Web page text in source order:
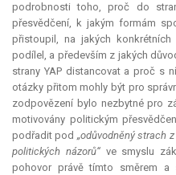
podrobnosti toho, proč do
přesvědčení, k jakým formám
přistoupil, na jakých
podílel, a především z jakých
strany YAP distancovat a proč s
otázky přitom mohly být pro
zodpovězení bylo nezbytné pro
motivovány politickým
podřadit pod „odůvodněný strach
politických názorů“ve smyslu
pohovor právě tímto směrem